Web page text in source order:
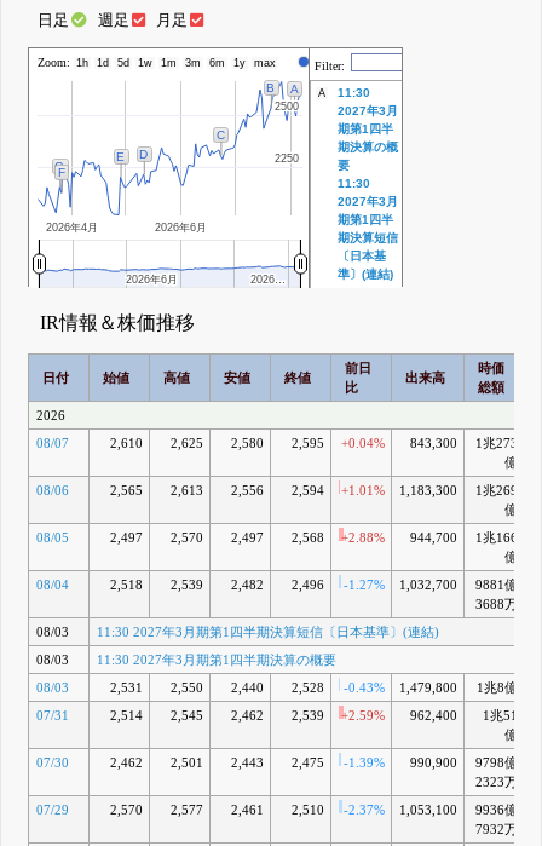
日足 週足 月足
Zoom: 1h 1d 5d 1w 1m 3m 6m 1y max 株価
2026年4月 2026年6月
2250
2250
2500
2500
G
F
E D
C
B A
2026年6月
2026年6月 2026…
2026…
Filter:
A
11:30
2027年3月
期第1四半
期決算の概
要
11:30
2027年3月
期第1四半
期決算短信
〔日本基
準〕(連結)
報酬及び業
績連動型株
式報酬とし
式処分の払
込完了に関
せ
C
16:45 譲渡
制限付株式
績連動型株
式の処分に
関するお知
6月 23, 2026
D
15:30
期決算の概
要
2026年3月
IR情報＆株価推移
日付 始値 高値 安値 終値
前日
比
出来高
時価
総額
2026
08/07
2,610 2,625 2,580 2,595 +0.04% 843,300
1兆273
億
08/06 2,565 2,613 2,556 2,594 +1.01% 1,183,300
1兆269
億
08/05 2,497 2,570 2,497 2,568 +2.88% 944,700
1兆166
億
08/04 2,518 2,539 2,482 2,496 -1.27% 1,032,700
9881億
3688万
08/03
11:30 2027年3月期第1四半期決算短信〔日本基準〕(連結)
08/03
11:30 2027年3月期第1四半期決算の概要
08/03
2,531 2,550 2,440 2,528 -0.43% 1,479,800 1兆8億
07/31
2,514 2,545 2,462 2,539 +2.59% 962,400
1兆51
億
07/30 2,462 2,501 2,443 2,475 -1.39% 990,900
9798億
2323万
07/29 2,570 2,577 2,461 2,510 -2.37% 1,053,100
9936億
7932万